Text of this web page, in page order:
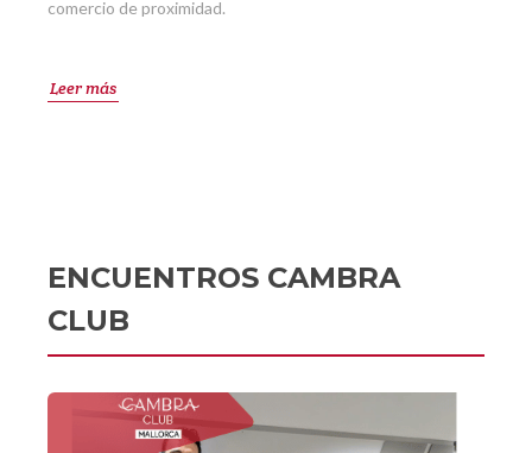
comercio de proximidad.
Leer más
ENCUENTROS CAMBRA
CLUB